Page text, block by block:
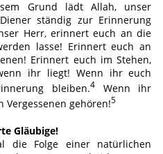
Grund lädt Allah, unser
ständig zur Erinnerung
Herr, erinnert euch an die
lasse! Erinnert euch an
Erinnert euch im Stehen,
ihr liegt! Wenn ihr euch
bleiben.4Wenn ihr
Vergessenen gehören!5
Gläubige!
die Folge einer natürlichen